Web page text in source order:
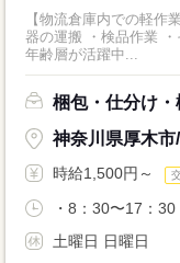
【物流倉庫内での軽作
器の運搬 ・検品作業 ・その他付帯業務
年齢層が活躍中...
梱包・仕分け・
神奈川県厚木市
時給1,500円～
・8：30〜17：
土曜日 日曜日